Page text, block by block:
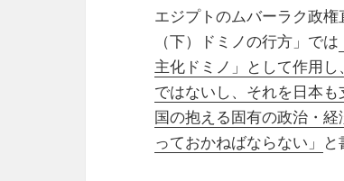
エジプトのムバーラク政
（下）ドミノの行方」では
主化ドミノ」として作用
ではないし、それを日本
国の抱える固有の政治・
っておかねばならない」 と